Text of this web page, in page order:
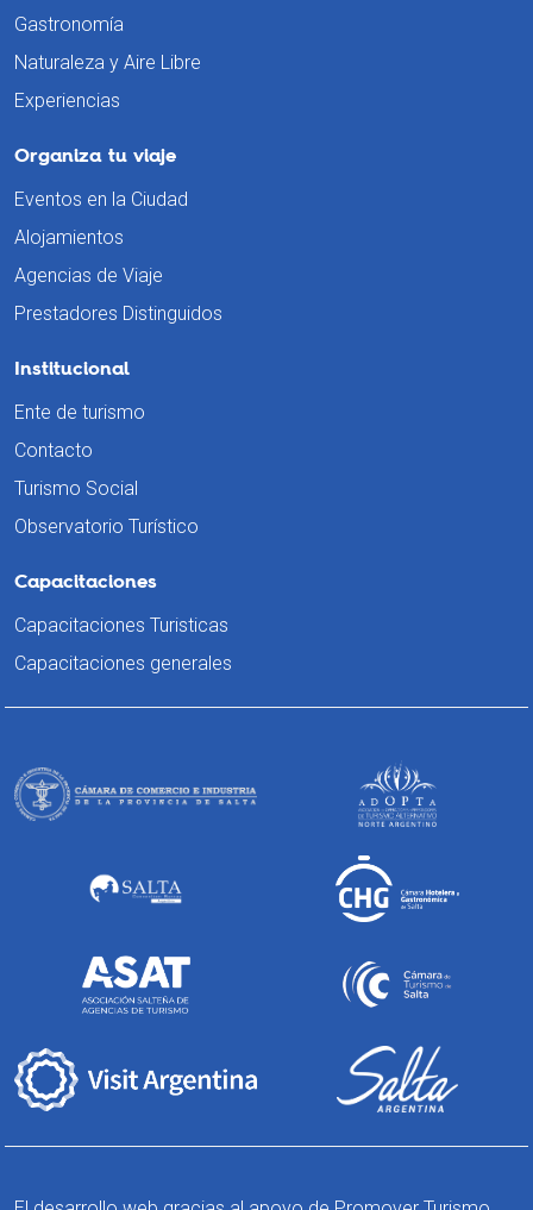
Gastronomía
Naturaleza y Aire Libre
Experiencias
Organiza tu viaje
Eventos en la Ciudad
Alojamientos
Agencias de Viaje
Prestadores Distinguidos
Institucional
Ente de turismo
Contacto
Turismo Social
Observatorio Turístico
Capacitaciones
Capacitaciones Turisticas
Capacitaciones generales